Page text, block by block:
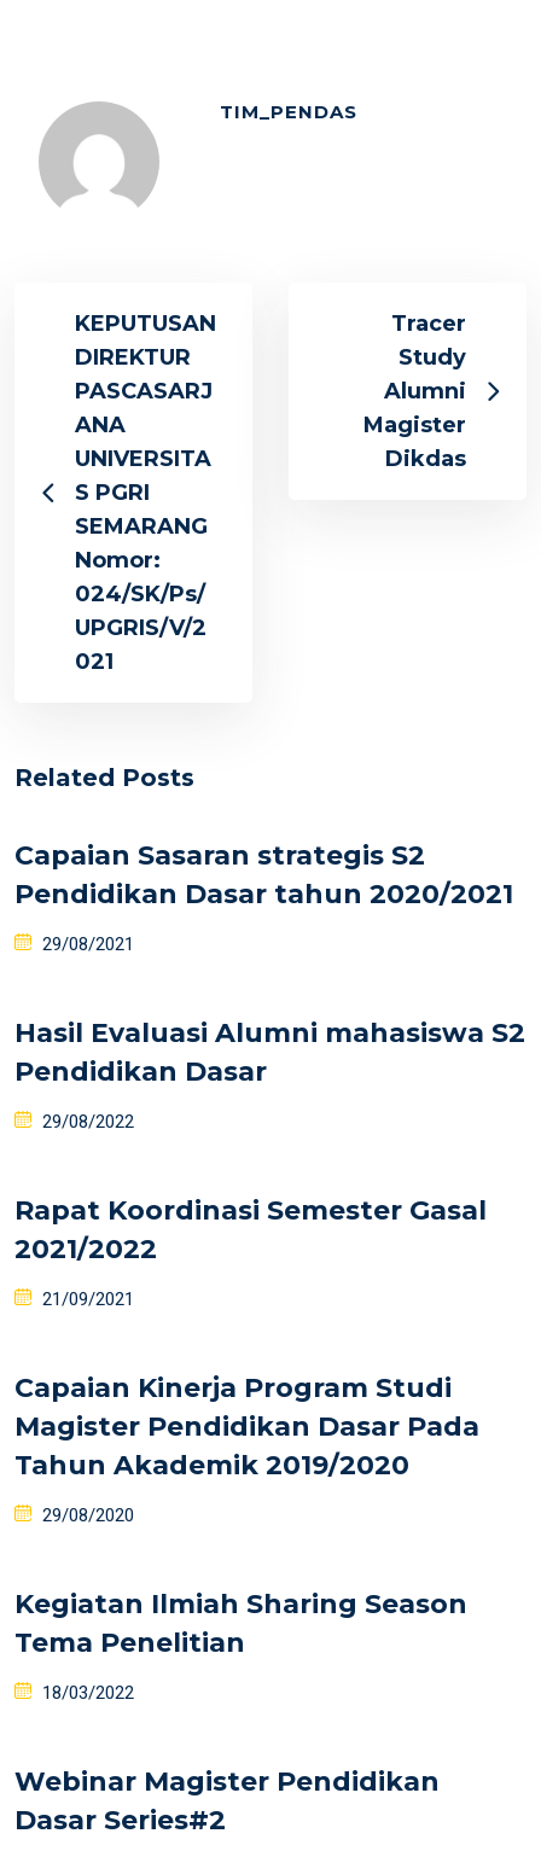
TIM_PENDAS
KEPUTUSAN
DIREKTUR
PASCASARJ
ANA
UNIVERSITA
S PGRI
SEMARANG
Nomor:
024/SK/Ps/
UPGRIS/V/2
021
Tracer
Study
Alumni
Magister
Dikdas
Related Posts
Capaian Sasaran strategis S2
Pendidikan Dasar tahun 2020/2021
29/08/2021
Hasil Evaluasi Alumni mahasiswa S2
Pendidikan Dasar
29/08/2022
Rapat Koordinasi Semester Gasal
2021/2022
21/09/2021
Capaian Kinerja Program Studi
Magister Pendidikan Dasar Pada
Tahun Akademik 2019/2020
29/08/2020
Kegiatan Ilmiah Sharing Season
Tema Penelitian
18/03/2022
Webinar Magister Pendidikan
Dasar Series#2